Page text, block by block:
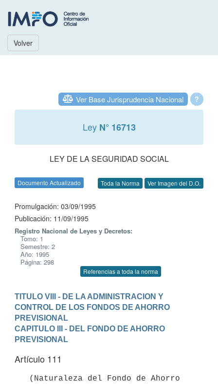
Volver
?
Ver Base Jurisprudencia Nacional
Ley N° 16713
LEY DE LA SEGURIDAD SOCIAL
Documento Actualizado Toda la Norma Ver Imagen del D.O.
Promulgación: 03/09/1995
Publicación: 11/09/1995
Registro Nacional de Leyes y Decretos:
Tomo: 1
Semestre: 2
Año: 1995
Página: 298
Referencias a toda la norma
TITULO VIII - DE LA ADMINISTRACION Y
CONTROL DE LOS FONDOS DE AHORRO
PREVISIONAL
CAPITULO III - DEL FONDO DE AHORRO
PREVISIONAL
Artículo 111